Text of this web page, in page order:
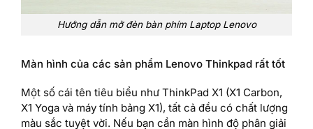
Hướng dẫn mở đèn bàn phím Laptop Lenovo
Màn hình của các sản phẩm Lenovo Thinkpad rất tốt
Một số cái tên tiêu biểu như ThinkPad X1 (X1 Carbon,
X1 Yoga và máy tính bảng X1), tất cả đều có chất lượng
màu sắc tuyệt vời. Nếu bạn cần màn hình độ phân giải